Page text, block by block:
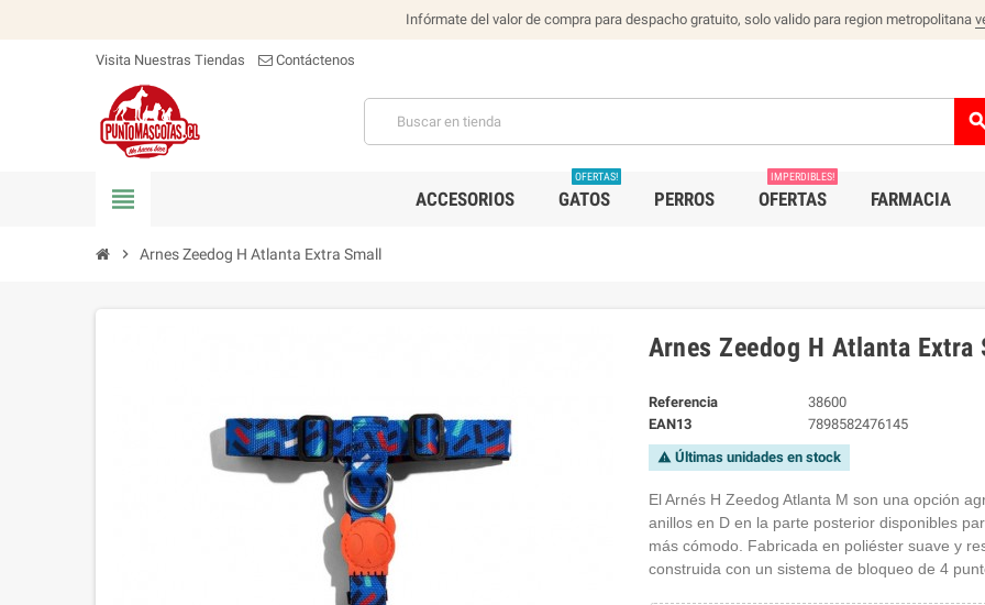
Infórmate del valor de compra para despacho gratuito, solo valido para region metropolitana
Visita Nuestras Tiendas Contáctenos
view_headline ACCESORIOS GATOS
OFERTAS!
PERROS OFERTAS
IMPERDIBLES!
FARMACIA
chevron_right Arnes Zeedog H Atlanta Extra Small
Arnes Zeedog H Atlanta Extra
Referencia
38600
EAN13
7898582476145
warning Últimas unidades en stock
El Arnés H Zeedog Atlanta M son una opción
anillos en D en la parte posterior disponibles
más cómodo. Fabricada en poliéster suave y
construida con un sistema de bloqueo de 4